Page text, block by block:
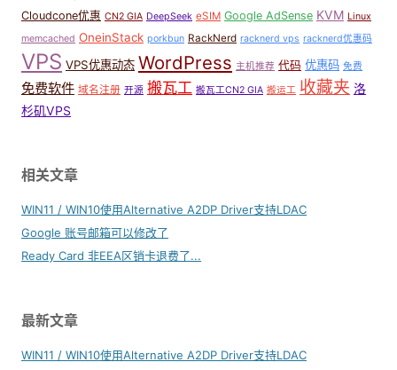
Cloudcone优惠 CN2 GIA DeepSeek eSIM Google AdSense KVM Linux
memcached OneinStack porkbun RackNerd racknerd vps racknerd优惠码
VPS VPS优惠动态 WordPress 主机推荐 代码 优惠码 免费
免费软件 域名注册 开源 搬瓦工 搬瓦工CN2 GIA 搬运工 收藏夹 洛
杉矶VPS
相关文章
WIN11 / WIN10使用Alternative A2DP Driver支持LDAC
Google 账号邮箱可以修改了
Ready Card 非EEA区销卡退费了...
最新文章
WIN11 / WIN10使用Alternative A2DP Driver支持LDAC